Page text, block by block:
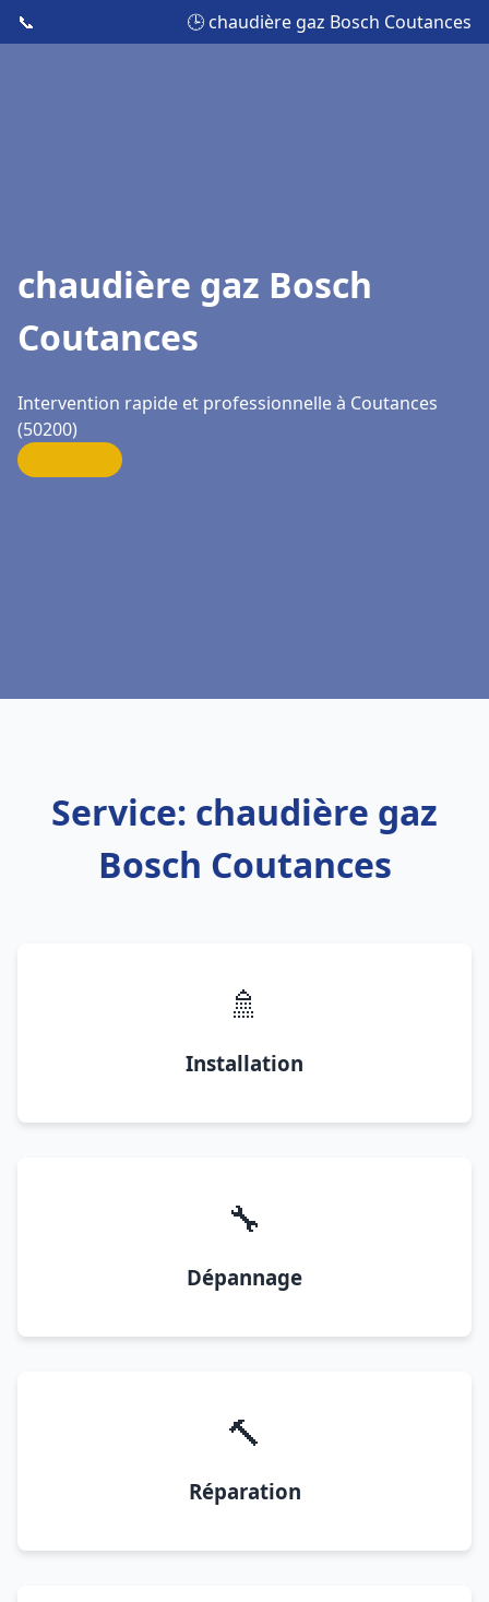
📞 🕒 chaudière gaz Bosch Coutances
chaudière gaz Bosch
Coutances
Intervention rapide et professionnelle à Coutances
(50200)
Service: chaudière gaz
Bosch Coutances
🚿
Installation
🔧
Dépannage
🔨
Réparation